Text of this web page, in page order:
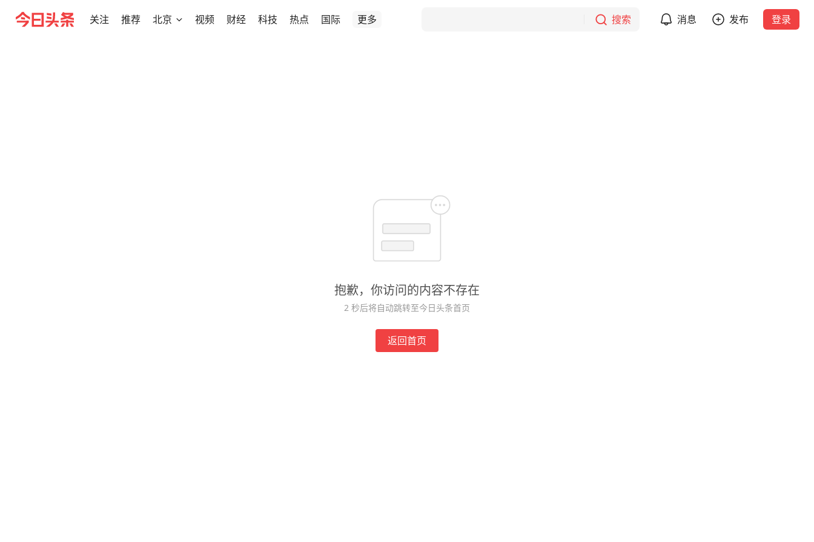
关注 推荐 北京 视频 财经 科技 热点 国际 更多 搜索 消息 发布 登录
抱歉，你访问的内容不存在
1 秒后将自动跳转至今日头条首页
返回首页